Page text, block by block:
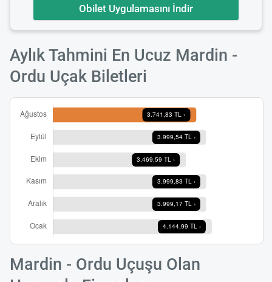
Obilet Uygulamasını İndir
Aylık Tahmini En Ucuz Mardin -
Ordu Uçak Biletleri
Mardin - Ordu Uçuşu Olan